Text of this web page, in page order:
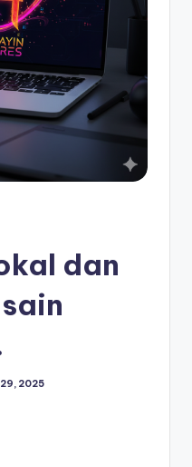
dan
2025